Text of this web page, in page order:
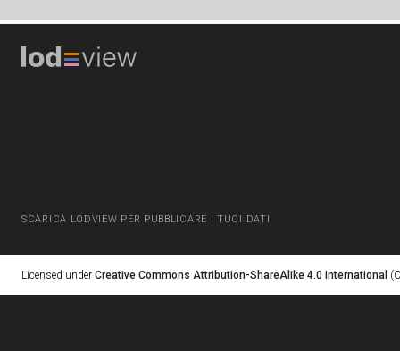
SCARICA LODVIEW PER PUBBLICARE I TUOI DATI
Licensed under Creative Commons Attribution-ShareAlike 4.0 International